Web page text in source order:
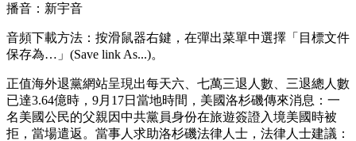
播音：新宇音
音頻下載方法：按滑鼠器右鍵，在彈出菜單中選擇「目標文件
保存為…」(Save link As...)。
正值海外退黨網站呈現出每天六、七萬三退人數、三退總人數
已達3.64億時，9月17日當地時間，美國洛杉磯傳來消息：一
名美國公民的父親因中共黨員身份在旅遊簽證入境美國時被
拒，當場遣返。當事人求助洛杉磯法律人士，法律人士建議：